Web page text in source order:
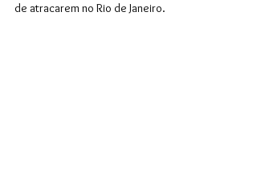
de atracarem no Rio de Janeiro.